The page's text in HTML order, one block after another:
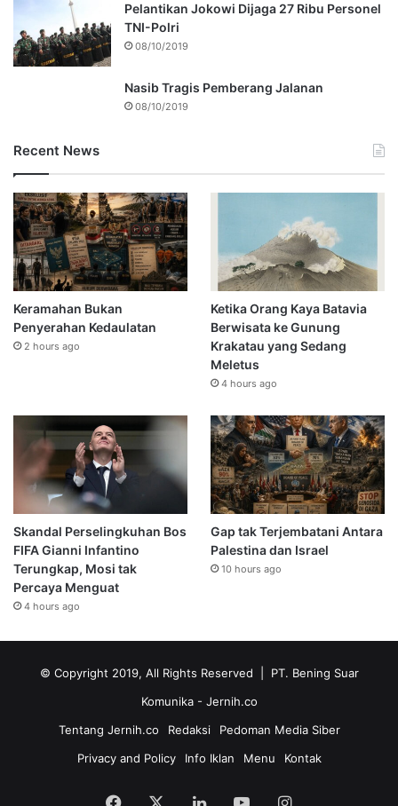
Pelantikan Jokowi Dijaga 27 Ribu Personel
TNI-Polri
08/10/2019
Nasib Tragis Pemberang Jalanan
08/10/2019
Recent News
Keramahan Bukan
Penyerahan Kedaulatan
2 hours ago
Ketika Orang Kaya Batavia
Berwisata ke Gunung
Krakatau yang Sedang
Meletus
4 hours ago
Skandal Perselingkuhan Bos
FIFA Gianni Infantino
Terungkap, Mosi tak
Percaya Menguat
4 hours ago
Gap tak Terjembatani Antara
Palestina dan Israel
10 hours ago
© Copyright 2019, All Rights Reserved | PT. Bening Suar
Komunika - Jernih.co
Tentang Jernih.co
Redaksi
Pedoman Media Siber
Privacy and Policy
Info Iklan Menu Kontak
Facebook LinkedInYouTubeInstagram